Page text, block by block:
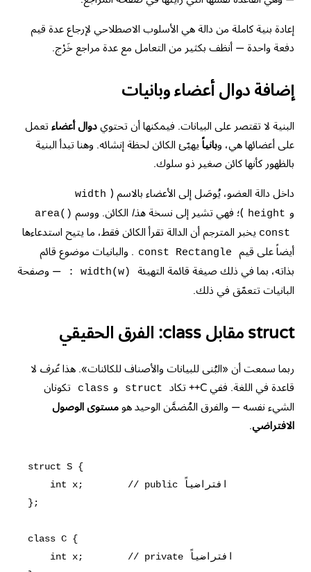
إعادة بنية كاملة من دالة هي الأسلوب الاصطلاحي لإرجاع عدة قيم
دفعة واحدة — أنظف بكثير من التعامل مع عدة مراجع خَرْج.
إضافة دوال أعضاء وبانيات
البنية لا تقتصر على البيانات. فيمكنها أن تحتوي دوال أعضاء تعمل
على أعضائها هي، وبانياً يهيّئ الكائن لحظة إنشائه. وهنا تبدأ البنية
بالظهور كأنها كائن صغير ذو سلوك.
داخل دالة العضو، يُوصَل إلى الأعضاء بالاسم ( width
و height )؛ فهي تشير إلى نسخة هذا الكائن. ووسم area()
const يخبر المترجم أن الدالة تقرأ الكائن فقط، ما يتيح استدعاءها
أيضاً على قيم
const Rectangle . والبانيات موضوع قائم
بذاته، بما في ذلك صيغة قائمة التهيئة
: width(w)
— وصفحة
البانيات تتعمّق في ذلك.
struct مقابل class: الفرق الحقيقي
ربما سمعت أن «البُنى للبيانات والأصناف للكائنات». هذا عُرف لا
قاعدة في اللغة. ففي C++ تكاد
struct و class
تكونان
الشيء نفسه — والفرق المُضمَّن الوحيد هو مستوى الوصول
الافتراضي.
struct S {
    int x;        // public افتراضياً
};
class C {
    int x;        // private افتراضياً